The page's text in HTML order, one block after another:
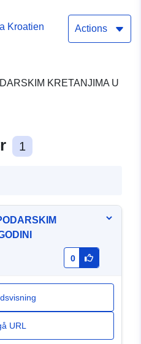
Kroatien Actions
KRETANJIMA U
1
0
URL